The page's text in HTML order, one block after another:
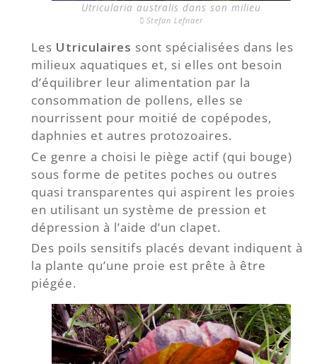
Utricularia australis dans son milieu
Stefan Lefnaer
Les Utriculaires sont spécialisées dans les
milieux aquatiques et, si elles ont besoin
d’équilibrer leur alimentation par la
consommation de pollens, elles se
nourrissent pour moitié de copépodes,
daphnies et autres protozoaires.
Ce genre a choisi le piège actif (qui bouge)
sous forme de petites poches ou outres
quasi transparentes qui aspirent les proies
en utilisant un système de pression et
dépression à l’aide d’un clapet.
Des poils sensitifs placés devant indiquent à
la plante qu’une proie est prête à être
piégée.